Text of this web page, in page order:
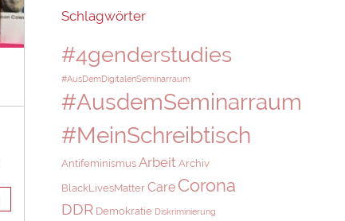
Schlagwörter
#4genderstudies
#AusDemDigitalenSeminarraum
#AusdemSeminarraum
#MeinSchreibtisch
Antifeminismus Arbeit Archiv
BlackLivesMatter Care Corona
DDR Demokratie Diskriminierung